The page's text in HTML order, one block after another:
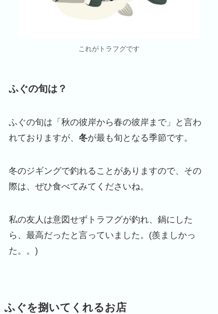
これがトラフグです
ふぐの旬は？
ふぐの旬は「秋の彼岸から春の彼岸まで」と言わ
れておりますが、 冬が最も旬となる季節です。
冬のジギングで釣れることがありますので、その
際は、ぜひ食べてみてくださいね。
私の友人は意図せずトラフグが釣れ、鍋にした
ら、最高だったと言っていました。(羨ましかっ
た。。)
ふぐを捌いてくれるお店